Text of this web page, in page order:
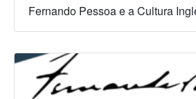
Fernando Pessoa e a Cultura